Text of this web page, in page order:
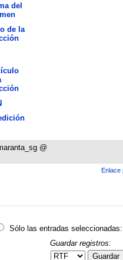
del
de la
@
Enlace
Sólo las entradas seleccionadas:
Guardar registros:
Guardar